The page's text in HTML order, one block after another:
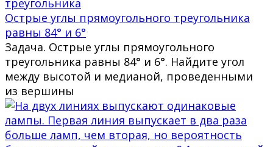
Острые углы прямоугольного треугольника
равны 84° и 6°
Задача. Острые углы прямоугольного
треугольника равны 84° и 6°. Найдите угол
между высотой и медианой, проведенными
из вершины